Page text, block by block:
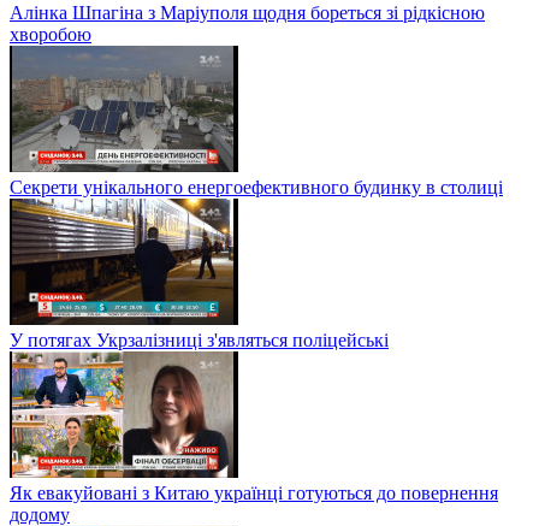
Алінка Шпагіна з Маріуполя щодня бореться зі рідкісною
хворобою
Секрети унікального енергоефективного будинку в столиці
У потягах Укрзалізниці з'являться поліцейські
Як евакуйовані з Китаю українці готуються до повернення
додому